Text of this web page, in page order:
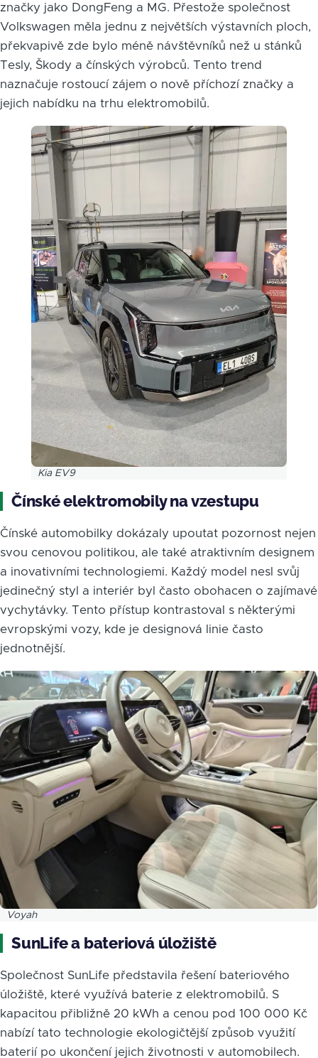
značky jako DongFeng a MG. Přestože společnost
Volkswagen měla jednu z největších výstavních ploch,
překvapivě zde bylo méně návštěvníků než u stánků
Tesly, Škody a čínských výrobců. Tento trend
naznačuje rostoucí zájem o nově příchozí značky a
jejich nabídku na trhu elektromobilů.
Obrázek
Kia EV9
Čínské elektromobily na vzestupu
Čínské automobilky dokázaly upoutat pozornost nejen
svou cenovou politikou, ale také atraktivním designem
a inovativními technologiemi. Každý model nesl svůj
jedinečný styl a interiér byl často obohacen o zajímavé
vychytávky. Tento přístup kontrastoval s některými
evropskými vozy, kde je designová linie často
jednotnější.
Obrázek
Voyah
SunLife a bateriová úložiště
Společnost SunLife představila řešení bateriového
úložiště, které využívá baterie z elektromobilů. S
kapacitou přibližně 20 kWh a cenou pod 100 000 Kč
nabízí tato technologie ekologičtější způsob využití
baterií po ukončení jejich životnosti v automobilech.